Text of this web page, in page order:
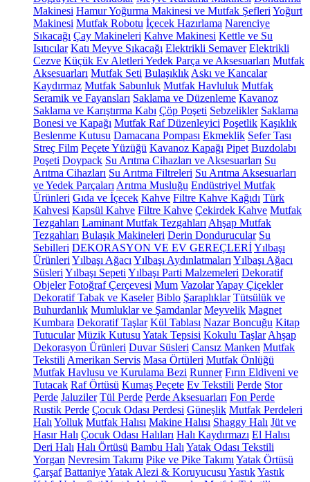
Makinesi Hamur Yoğurma Makinesi ve Mutfak Şefleri Yoğurt
Makinesi Mutfak Robotu İçecek Hazırlama Narenciye
Sıkacağı Çay Makineleri Kahve Makinesi Kettle ve Su
Isıtıcılar Katı Meyve Sıkacağı Elektrikli Semaver Elektrikli
Cezve Küçük Ev Aletleri Yedek Parça ve Aksesuarları Mutfak
Aksesuarları Mutfak Seti Bulaşıklık Askı ve Kancalar
Kaydırmaz Mutfak Sabunluk Mutfak Havluluk Mutfak
Seramik ve Fayansları Saklama ve Düzenleme Kavanoz
Saklama ve Karıştırma Kabı Çöp Poşeti Sebzelikler Saklama
Bonesi ve Kapağı Mutfak Raf Düzenleyici Poşetlik Kaşıklık
Beslenme Kutusu Damacana Pompası Ekmeklik Sefer Tası
Streç Film Peçete Yüzüğü Kavanoz Kapağı Pipet Buzdolabı
Poşeti Doypack Su Arıtma Cihazları ve Aksesuarları Su
Arıtma Cihazları Su Arıtma Filtreleri Su Arıtma Aksesuarları
ve Yedek Parçaları Arıtma Musluğu Endüstriyel Mutfak
Ürünleri Gıda ve İçecek Kahve Filtre Kahve Kağıdı Türk
Kahvesi Kapsül Kahve Filtre Kahve Çekirdek Kahve Mutfak
Tezgahları Laminant Mutfak Tezgahları Ahşap Mutfak
Tezgahları Bulaşık Makineleri Derin Dondurucular Su
Sebilleri DEKORASYON VE EV GEREÇLERİYılbaşı
Ürünleri Yılbaşı Ağacı Yılbaşı Aydınlatmaları Yılbaşı Ağacı
Süsleri Yılbaşı Sepeti Yılbaşı Parti Malzemeleri Dekoratif
Objeler Fotoğraf Çerçevesi Mum VazolarYapay Çiçekler
Dekoratif Tabak ve Kaseler Biblo Şaraplıklar Tütsülük ve
Buhurdanlık Mumluklar ve Şamdanlar Meyvelik Magnet
Kumbara Dekoratif Taşlar Kül Tablası Nazar Boncuğu Kitap
Tutucular Müzik Kutusu Yatak Tepsisi Kokulu Taşlar Ahşap
Dekorasyon Ürünleri Duvar Süsleri Cansız Manken Mutfak
Tekstili Amerikan Servis Masa Örtüleri Mutfak Önlüğü
Mutfak Havlusu ve Kurulama Bezi Runner Fırın Eldiveni ve
Tutacak Raf Örtüsü Kumaş Peçete Ev Tekstili Perde Stor
Perde Jaluziler Tül Perde Perde Aksesuarları Fon Perde
Rustik Perde Çocuk Odası Perdesi Güneşlik Mutfak Perdeleri
Halı Yolluk Mutfak Halısı Makine Halısı Shaggy Halı Jüt ve
Hasır Halı Çocuk Odası Halıları Halı Kaydırmazı El Halısı
Deri Halı Halı Örtüsü Bambu Halı Yatak Odası Tekstili
Yorgan Nevresim Takımı Pike ve Pike Takımı Yatak Örtüsü
Çarşaf BattaniyeYatak Alezi & Koruyucusu YastıkYastık